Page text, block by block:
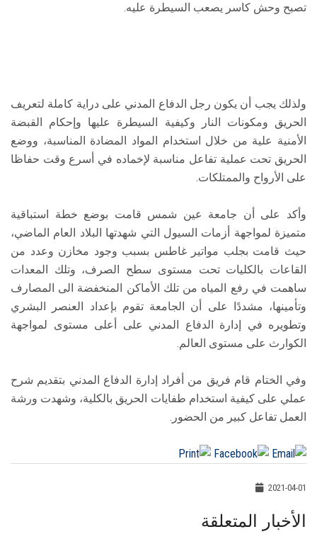
تصبح وحش كاسر يصعب السيطرة عليه.
ولذلك يجب أن يكون رجل الدفاع المدني على دراية كاملة لتعريف
الحريق ومكونات النار وكيفية السيطرة عليها وإحكام القبضة
الأمنية علية من خلال استخدام المواد المضادة المناسبة، ووضع
الحريق تحت عملية تفاعل مناسبة لإخماده في أسرع وقت حفاظا
على الأرواح والممتلكات.
وأكد على أن جامعة عين شمس قامت بوضع خطة استباقية
متميزة لمواجهة أزمات السيول التي شهدتها البلاد العام الماضي،
حيث قامت بجلب مواتير غاطس بسبب وجود مخازن وعدد من
القاعات بالكليات تحت مستوى سطح الصرف، وتلك المعدات
ساهمت في رفع المياه من تلك الأماكن المنخفضة الى المصارف
وتأمينها، مشددًا على أن الجامعة تقوم بإعداد العنصر البشري
وتطويره في إدارة الدفاع المدني على أعلى مستوى لمواجهة
الكوارث على مستوى العالم.
وفي الختام قام فريق من أفراد إدارة الدفاع المدني بتقديم شرح
عملي على كيفية استخدام طفايات الحريق بالكلية، وشهدت ورشة
العمل تفاعل كبير من الحضور.
2021-04-01
الأخبار المتعلقة